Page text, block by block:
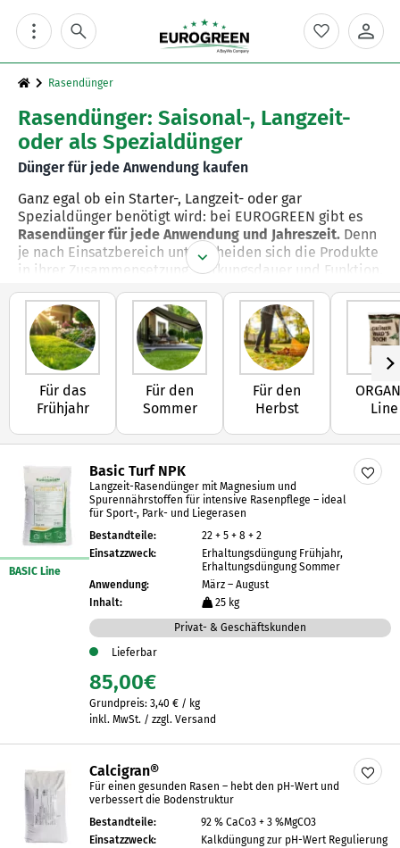
Skip
content
Rasendünger
Rasendünger: Saisonal-, Langzeit-
oder als Spezialdünger
Dünger für jede Anwendung kaufen
Ganz egal ob ein Starter-, Langzeit- oder gar
Spezialdünger benötigt wird: bei EUROGREEN gibt es
Rasendünger für jede Anwendung und Jahreszeit. Denn
je nach Einsatzbereich unterscheiden sich die Produkte
in ihrer Zusammensetzung, Wirkungsdauer und Funktion.
Dankeigener Forschungundkontinuierlicher
Weiterentwicklungstehen unsere Rasendünger für
Qualität auf hohem Niveau – für dichten, gesunden und
sattgrünen Rasen im Garten, auf Sportplätzen und auf
Grünanlagen. So lässt sichfür jede Rasenfläche und
jeden Pflegezeitpunkt die passende Lösung
finden, von
der ersten Nährstoffgabe im Frühjahr bis zur gezielten
Unterstützung im weiteren Saisonverlauf.
Nährstofffreisetzung ✓ Sichtbar dichter & gesünderer
Rasen
Für das
Frühjahr
Für den
Sommer
Für den
Herbst
Line
BASIC Line
Basic Turf NPK
Langzeit-Rasendünger mit Magnesium und
Spurennährstoffen für intensive Rasenpflege – ideal
für Sport-, Park- und Liegerasen
Bestandteile:
22 + 5 + 8 + 2
Einsatzzweck:
Erhaltungsdüngung Frühjahr,
Erhaltungsdüngung Sommer
Anwendung:
März – August
Inhalt:
25 kg
Privat- & Geschäftskunden
Lieferbar
85,00€
Grundpreis: 3,40 € / kg
inkl. MwSt. / zzgl. Versand
Calcigran®
Für einen gesunden Rasen – hebt den pH-Wert und
verbessert die Bodenstruktur
Bestandteile:
92 % CaCo3 + 3 %MgCO3
Einsatzzweck:
Kalkdüngung zur pH-Wert Regulierung